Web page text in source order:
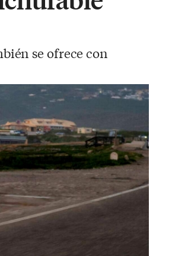
se ofrece con